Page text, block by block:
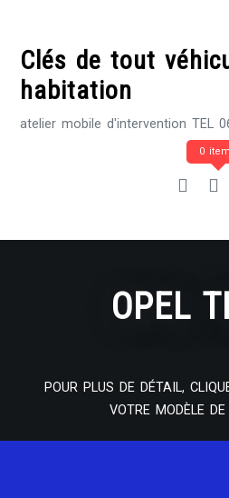
contentClés de tout
habitation
atelier mobile d'intervention TEL
0
OPEL
POUR PLUS DE DÉTAIL,
VOTRE MODÈLE